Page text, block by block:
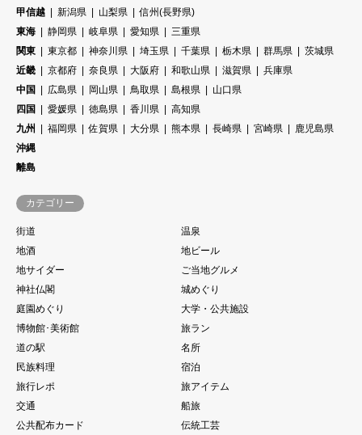
甲信越
新潟県 山梨県
信州(長野県)
東海
静岡県 岐阜県 愛知県
三重県
関東
東京都 神奈川県 埼玉県 千葉県 栃木県 群馬県
茨城県
近畿
京都府 奈良県 大阪府 和歌山県 滋賀県
兵庫県
中国
広島県 岡山県 鳥取県 島根県
山口県
四国
愛媛県 徳島県 香川県
高知県
九州
福岡県 佐賀県 大分県 熊本県 長崎県 宮崎県
鹿児島県
沖縄
離島
カテゴリー
街道
温泉
地酒
地ビール
地サイダー
ご当地グルメ
神社仏閣
城めぐり
庭園めぐり
大学・公共施設
博物館･美術館
旅ラン
道の駅
名所
民族料理
宿泊
旅行レポ
旅アイテム
交通
船旅
公共配布カード
伝統工芸